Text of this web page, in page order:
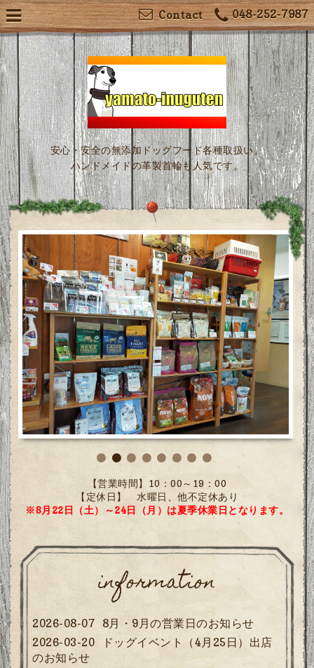
048-252-7987
Contact
安心・安全の無添加ドッグフード各種取扱い。
ハンドメイドの革製首輪も人気です。
【営業時間】10：00～19：00
【定休日】 水曜日、他不定休あり
※8月22日（土）～24日（月）は夏季休業日となります。
information
2026-08-07 8月・9月の営業日のお知らせ
2026-03-20
ドッグイベント（4月25日）出店
のお知らせ